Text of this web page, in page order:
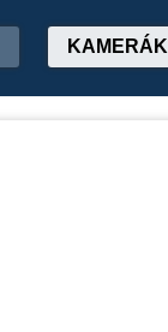
KAMERÁK